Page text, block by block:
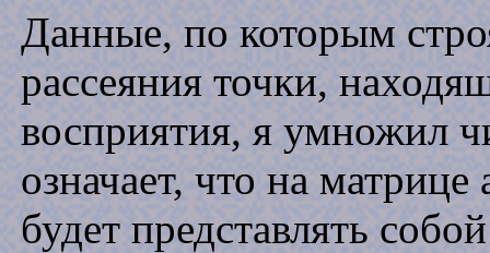
Данные, по которым
рассеяния точки,
восприятия, я умножил
означает, что на
будет представлять